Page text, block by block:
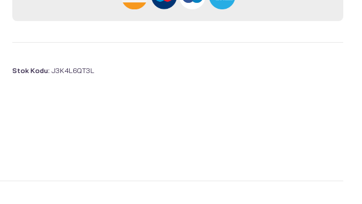
Stok Kodu: J3K4L6QT3L